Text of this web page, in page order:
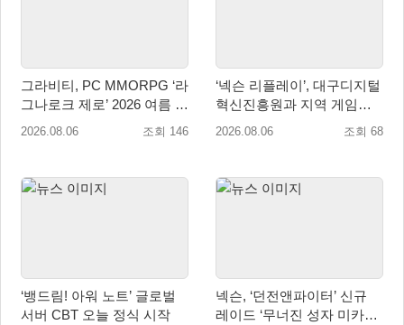
그라비티, PC MMORPG ‘라
그나로크 제로’ 2026 여름 프
로모션 진행!
2026.08.06 조회 146
‘넥슨 리플레이’, 대구디지털
혁신진흥원과 지역 게임산
업 육성 위한 업무협약 체결
2026.08.06 조회 68
‘뱅드림! 아워 노트’ 글로벌
서버 CBT 오늘 정식 시작
넥슨, ‘던전앤파이터’ 신규
레이드 ‘무너진 성자 미카엘